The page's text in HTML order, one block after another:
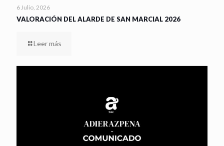
6 Julio, 2026
VALORACIÓN DEL ALARDE DE SAN MARCIAL 2026
Leer más